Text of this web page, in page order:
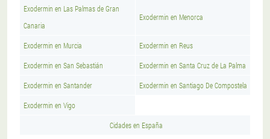
Exodermin en Las Palmas de Gran
Canaria
Exodermin en Menorca
Exodermin en Murcia Exodermin en Reus
Exodermin en San Sebastián Exodermin en Santa Cruz de La Palma
Exodermin en Santander Exodermin en Santiago De Compostela
Exodermin en Vigo
Cidades en España